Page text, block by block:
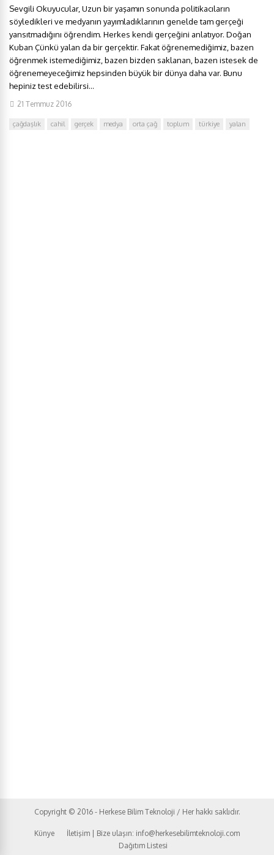
Sevgili Okuyucular, Uzun bir yaşamın sonunda politikacıların
söyledikleri ve medyanın yayımladıklarının genelde tam gerçeği
yansıtmadığını öğrendim. Herkes kendi gerçeğini anlatıyor. Doğan
Kuban Çünkü yalan da bir gerçektir. Fakat öğrenemediğimiz, bazen
öğrenmek istemediğimiz, bazen bizden saklanan, bazen istesek de
öğrenemeyeceğimiz hepsinden büyük bir dünya daha var. Bunu
hepiniz test edebilirsi...
21 Temmuz 2016
çağdaşlık cahil gerçek medya orta çağ toplum türkiye yalan
Copyright © 2016 - Herkese Bilim Teknoloji / Her hakkı saklıdır.
Künye
İletişim | Bize ulaşın: info@herkesebilimteknoloji.com
Dağıtım Listesi